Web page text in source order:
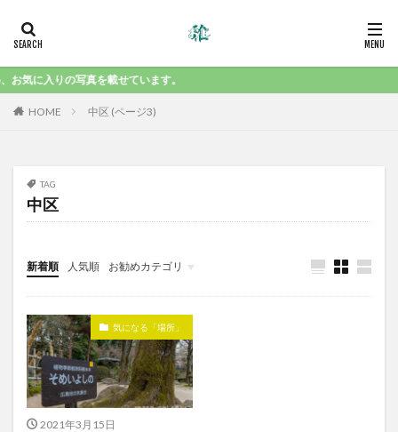
に入りの写真を載せています。
HOME 中区 (ページ3)
TAG
中区
新着順 人気順 お勧めカテゴリ
気になる「食」
気になる「場所」
2021年3月15日